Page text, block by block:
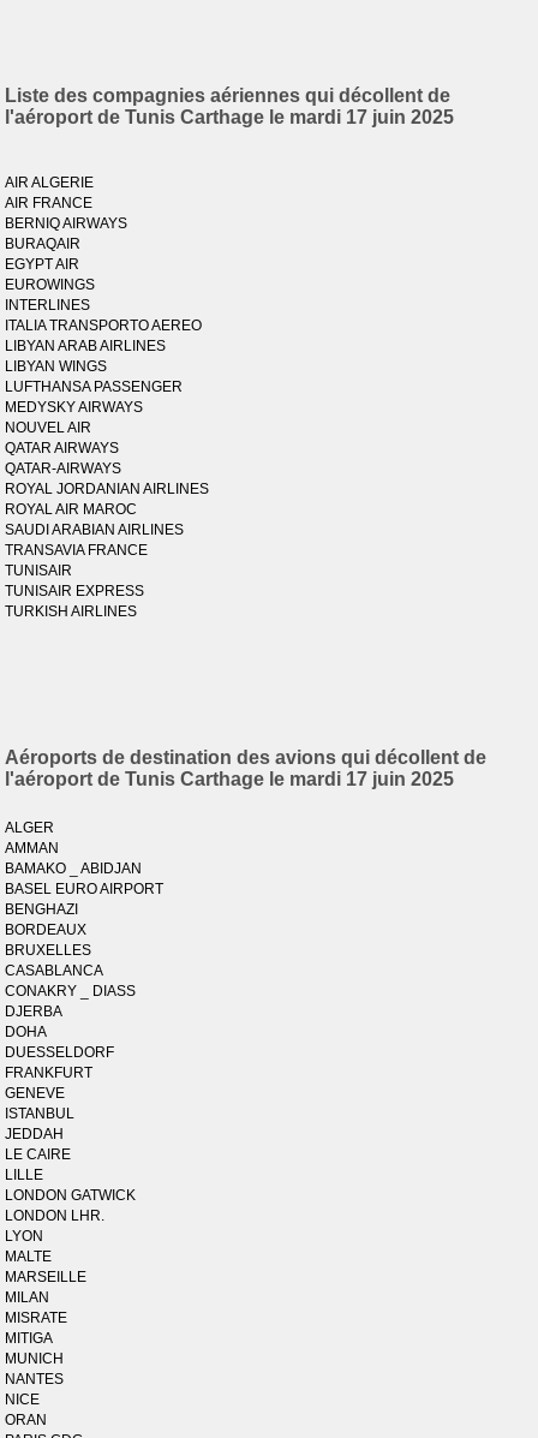
Liste des compagnies aériennes qui décollent de
l'aéroport de Tunis Carthage le mardi 17 juin 2025
AIR ALGERIE
AIR FRANCE
BERNIQ AIRWAYS
BURAQAIR
EGYPT AIR
EUROWINGS
INTERLINES
ITALIA TRANSPORTO AEREO
LIBYAN ARAB AIRLINES
LIBYAN WINGS
LUFTHANSA PASSENGER
MEDYSKY AIRWAYS
NOUVEL AIR
QATAR AIRWAYS
QATAR-AIRWAYS
ROYAL JORDANIAN AIRLINES
ROYAL AIR MAROC
SAUDI ARABIAN AIRLINES
TRANSAVIA FRANCE
TUNISAIR
TUNISAIR EXPRESS
TURKISH AIRLINES
Aéroports de destination des avions qui décollent de
l'aéroport de Tunis Carthage le mardi 17 juin 2025
ALGER
AMMAN
BAMAKO _ ABIDJAN
BASEL EURO AIRPORT
BENGHAZI
BORDEAUX
BRUXELLES
CASABLANCA
CONAKRY _ DIASS
DJERBA
DOHA
DUESSELDORF
FRANKFURT
GENEVE
ISTANBUL
JEDDAH
LE CAIRE
LILLE
LONDON GATWICK
LONDON LHR.
LYON
MALTE
MARSEILLE
MILAN
MISRATE
MITIGA
MUNICH
NANTES
NICE
ORAN